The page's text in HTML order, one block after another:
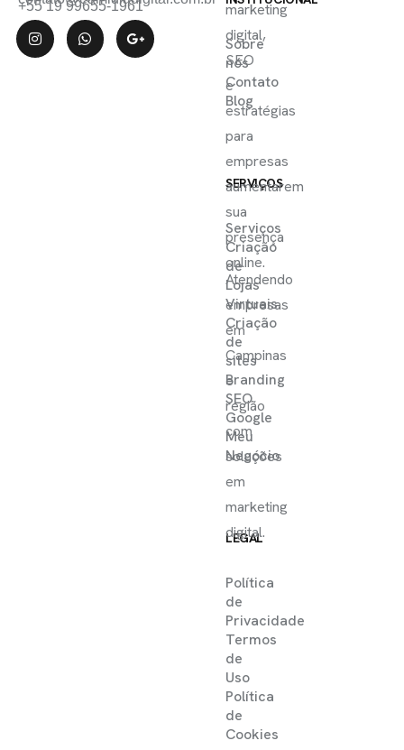
+55 19 99655-1961
Sobre
nós
Contato
Blog
SERVIÇOS
Serviços
Criação
de
Lojas
Virtuais
Criação
de
sites
Branding
SEO
Google
Meu
Negócio
LEGAL
Política
de
Privacidade
Termos
de
Uso
Política
de
Cookies
marketing
digital,
SEO
e
estratégias
para
empresas
aumentarem
sua
presença
online.
Atendendo
empresas
em
Campinas
e
região
com
soluções
em
marketing
digital.